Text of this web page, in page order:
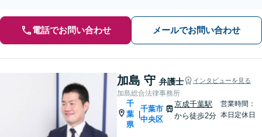
電話でお問い合わせ メールでお問い合わせ
加島 守 弁護士 インタビューを見る
加島総合法律事務所
千
葉
県
千葉市
中央区
京成千葉駅
から徒歩2分
営業時間：
本日定休日